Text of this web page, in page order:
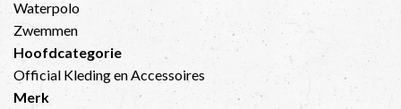
Waterpolo
Zwemmen
Hoofdcategorie
Official Kleding en Accessoires
Merk